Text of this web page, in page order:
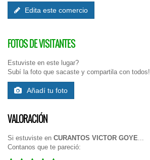
Edita este comercio
FOTOS DE VISITANTES
Estuviste en este lugar?
Subí la foto que sacaste y compartila con todos!
Añadí tu foto
VALORACIÓN
Si estuviste en CURANTOS VICTOR GOYE...
Contanos que te pareció: